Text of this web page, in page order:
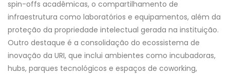
spin-offs acadêmicas, o compartilhamento de
infraestrutura como laboratórios e equipamentos, além da
proteção da propriedade intelectual gerada na instituição.
Outro destaque é a consolidação do ecossistema de
inovação da URI, que inclui ambientes como incubadoras,
hubs, parques tecnológicos e espaços de coworking,